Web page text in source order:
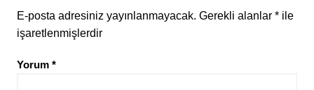
E-posta adresiniz yayınlanmayacak. Gerekli alanlar *ile
işaretlenmişlerdir
Yorum *